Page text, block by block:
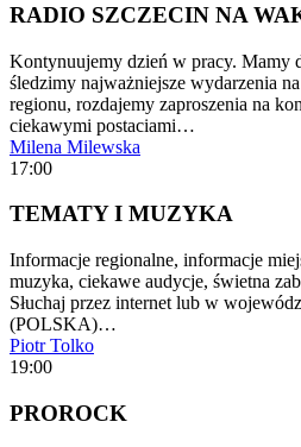
RADIO SZCZECIN NA
Kontynuujemy dzień w pracy. Mamy
śledzimy najważniejsze wydarzenia
regionu, rozdajemy zaproszenia na
ciekawymi postaciami…
Milena Milewska
17:00
TEMATY I MUZYKA
Informacje regionalne, informacje
muzyka, ciekawe audycje, świetna
Słuchaj przez internet lub w
(POLSKA)…
Piotr Tolko
19:00
PROROCK